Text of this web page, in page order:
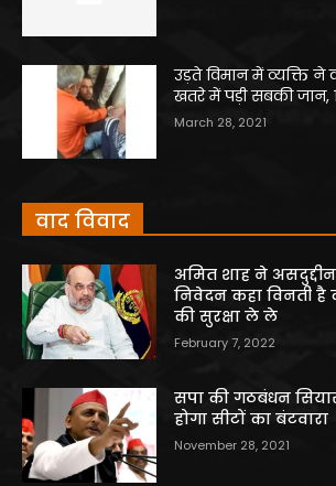
उड़ते विमान में व्यक्ति
खतरे में पड़ी सबकी जान,
March 28, 2021
वाद विवाद
अमित शाह ने
निवेदन कहा विनती
की सुरक्षा ले ले
February 7, 2022
सपा की गठबंधन
होगा सीटों का बंटवारा
November 28, 2021